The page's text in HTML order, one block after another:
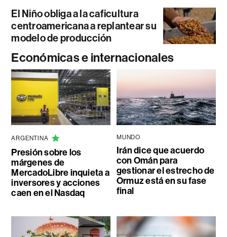
El Niño obliga a la caficultura
centroamericana a replantear su
modelo de producción
Económicas e internacionales
ARGENTINA
Presión sobre los
márgenes de
MercadoLibre inquieta a
inversores y acciones
caen en el Nasdaq
MUNDO
Irán dice que acuerdo
con Omán para
gestionar el estrecho de
Ormuz está en su fase
final